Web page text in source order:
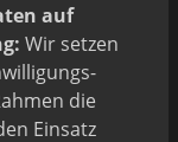
auf
Wir setzen
die
Einsatz